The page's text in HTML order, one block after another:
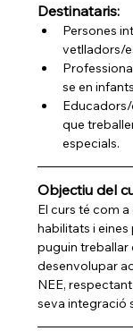
Destinataris:
Persones
vetlladors/
se en
que
especials.
Objectiu del
El curs té com
habilitats i
puguin treballar
desenvolupar
NEE,
seva integració